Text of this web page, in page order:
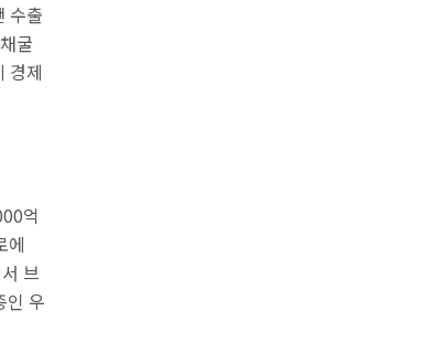
수출
굴
경제
억
에
브
인 우